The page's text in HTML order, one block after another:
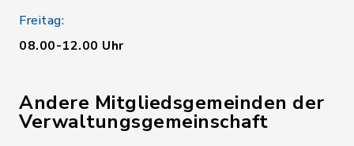
Freitag:
08.00-12.00 Uhr
Andere Mitgliedsgemeinden der
Verwaltungsgemeinschaft